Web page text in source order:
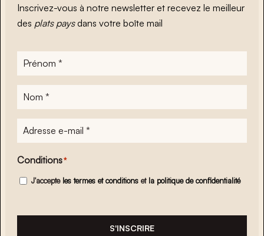
Inscrivez-vous à notre newsletter et recevez le meilleur
des plats paysdans votre boîte mail
Prénom
Nom
Adresse
e-
mail*
Conditions*
J'accepte les termes et conditions et la politique de confidentialité
S'INSCRIRE